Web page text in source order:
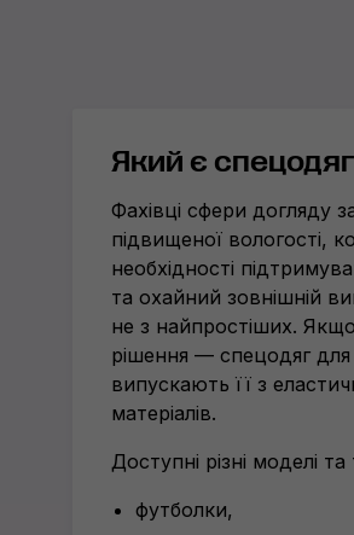
Який є
Фахівці сфери догляду
підвищеної вологості,
необхідності
та охайний зовнішній
не з найпростіших.
рішення — спецодяг для
випускають її з
матеріалів.
Доступні різні моделі
футболки,